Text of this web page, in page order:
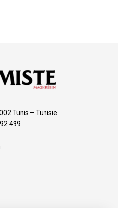
Tunis – Tunisie
499